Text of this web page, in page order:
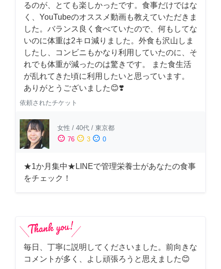
るのが、とても楽しかったです。食事だけではな
く、YouTubeのオススメ動画も教えていただきま
した。バランス良く食べていたので、何もしてな
いのに体重は2キロ減りました。外食も沢山しま
したし、コンビニもかなり利用していたのに、そ
れでも体重が減ったのは驚きです。 また食生活
が乱れてきた頃に利用したいと思っています。
ありがとうございました😊❣️
依頼されたチケット
女性 / 40代 / 東京都
sentiment_satisfied 76 sentiment_neutral 3 sentiment_dissatisfied 0
★1か月集中★LINEで管理栄養士があなたの食事
をチェック！
毎日、丁寧に説明してくださいました。前向きな
コメントが多く、よし頑張ろうと思えました😊